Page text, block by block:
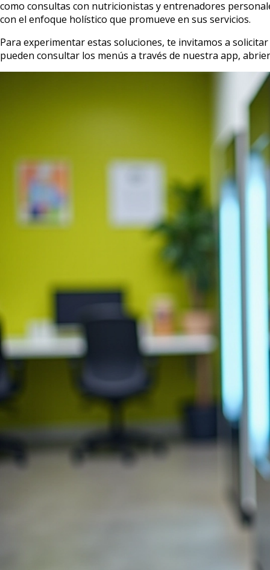
como consultas con nutricionistas y entrenadores
con el enfoque holístico que promueve en sus servicios.
Para experimentar estas soluciones, te invitamos a
pueden consultar los menús a través de nuestra app,